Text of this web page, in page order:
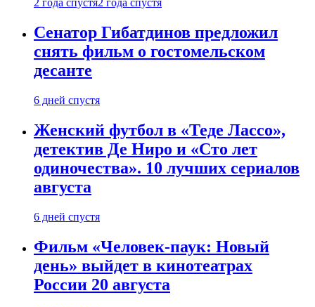
2 года спустя2 года спустя
Сенатор Гибатдинов предложил
снять фильм о гостомельском
десанте
6 дней спустя
Женский футбол в «Теде Лассо»,
детектив Де Ниро и «Сто лет
одиночества». 10 лучших сериалов
августа
6 дней спустя
Фильм «Человек-паук: Новый
день» выйдет в кинотеатрах
России 20 августа